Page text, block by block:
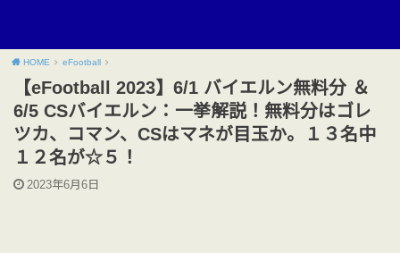
HOME eFootball
【eFootball 2023】6/1 バイエルン無料分 ＆
6/5 CSバイエルン：一挙解説！無料分はゴレ
ツカ、コマン、CSはマネが目玉か。１３名中
１２名が☆５！
2023年6月6日